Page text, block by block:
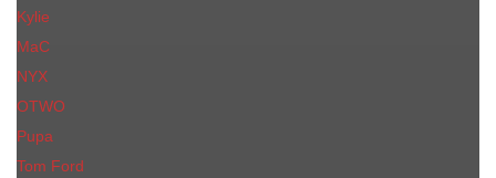
Kylie
MaC
NYX
OTWO
Pupa
Tom Ford